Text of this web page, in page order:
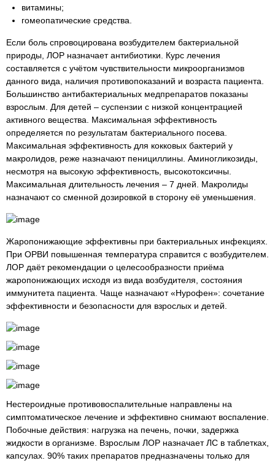
витамины;
гомеопатические средства.
Если боль спровоцирована возбудителем бактериальной
природы, ЛОР назначает антибиотики. Курс лечения
составляется с учётом чувствительности микроорганизмов
данного вида, наличия противопоказаний и возраста пациента.
Большинство антибактериальных медпрепаратов показаны
взрослым. Для детей – суспензии с низкой концентрацией
активного вещества. Максимальная эффективность
определяется по результатам бактериального посева.
Максимальная эффективность для кокковых бактерий у
макролидов, реже назначают пенициллины. Аминогликозиды,
несмотря на высокую эффективность, высокотоксичны.
Максимальная длительность лечения – 7 дней. Макролиды
назначают со сменной дозировкой в сторону её уменьшения.
Жаропонижающие эффективны при бактериальных инфекциях.
При ОРВИ повышенная температура справится с возбудителем.
ЛОР даёт рекомендации о целесообразности приёма
жаропонижающих исходя из вида возбудителя, состояния
иммунитета пациента. Чаще назначают «Нурофен»: сочетание
эффективности и безопасности для взрослых и детей.
Нестероидные противовоспалительные направлены на
симптоматическое лечение и эффективно снимают воспаление.
Побочные действия: нагрузка на печень, почки, задержка
жидкости в организме. Взрослым ЛОР назначает ЛС в таблетках,
капсулах. 90% таких препаратов предназначены только для